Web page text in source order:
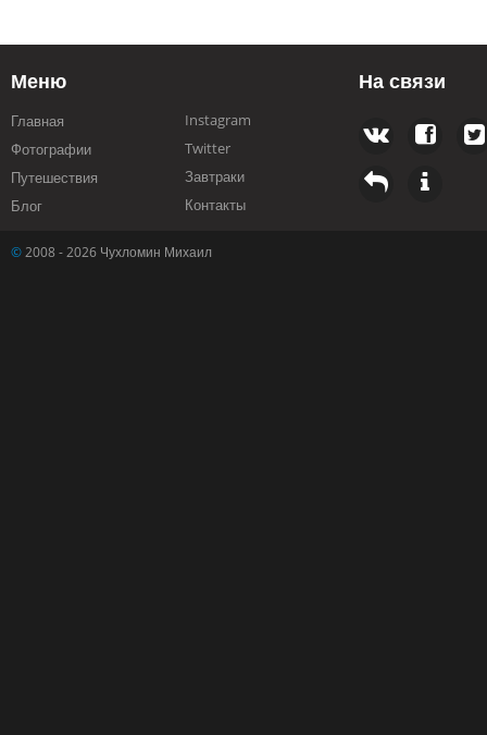
Меню
Главная
Фотографии
Путешествия
Блог
Instagram
Twitter
Завтраки
Контакты
На связи
© 2008 - 2026 Чухломин Михаил